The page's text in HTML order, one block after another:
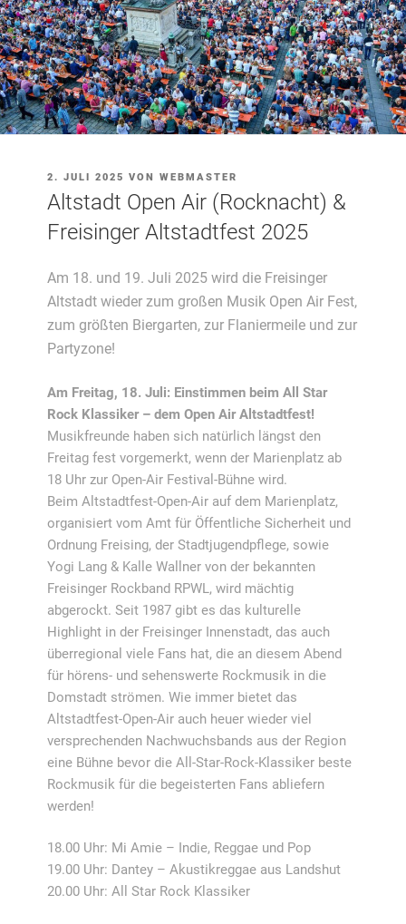
VERÖFFENTLICHT
AM
2. JULI 2025 VONWEBMASTER
Altstadt Open Air (Rocknacht) &
Freisinger Altstadtfest 2025
Am 18. und 19. Juli 2025 wird die Freisinger
Altstadt wieder zum großen Musik Open Air Fest,
zum größten Biergarten, zur Flaniermeile und zur
Partyzone!
Am Freitag, 18. Juli: Einstimmen beim All Star
Rock Klassiker – dem Open Air Altstadtfest!
Musikfreunde haben sich natürlich längst den
Freitag fest vorgemerkt, wenn der Marienplatz ab
18 Uhr zur Open-Air Festival-Bühne wird.
Beim Altstadtfest-Open-Air auf dem Marienplatz,
organisiert vom Amt für Öffentliche Sicherheit und
Ordnung Freising, der Stadtjugendpflege, sowie
Yogi Lang & Kalle Wallner von der bekannten
Freisinger Rockband RPWL, wird mächtig
abgerockt. Seit 1987 gibt es das kulturelle
Highlight in der Freisinger Innenstadt, das auch
überregional viele Fans hat, die an diesem Abend
für hörens- und sehenswerte Rockmusik in die
Domstadt strömen. Wie immer bietet das
Altstadtfest-Open-Air auch heuer wieder viel
versprechenden Nachwuchsbands aus der Region
eine Bühne bevor die All-Star-Rock-Klassiker beste
Rockmusik für die begeisterten Fans abliefern
werden!
18.00 Uhr: Mi Amie – Indie, Reggae und Pop
19.00 Uhr: Dantey – Akustikreggae aus Landshut
20.00 Uhr: All Star Rock Klassiker